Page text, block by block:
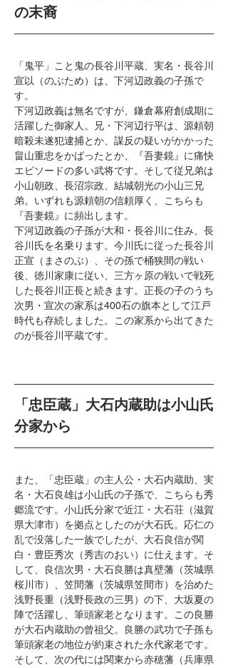
の末裔
「鬼平」こと鬼の長谷川平蔵、実名・長谷川
宣以（のぶため）は、下河辺政義の子孫で
す。
下河辺政義は無名ですが、鎌倉幕府創成期に
活躍した御家人。兄・下河辺行平は、源頼朝
暗殺未遂犯逮捕とか、謀反の疑いがかかった
畠山重忠をかばったとか、『吾妻鏡』に痛快
エピソードの多い武将です。そして従兄弟は
小山朝政、長沼宗政、結城朝光の小山三兄
弟。いずれも源頼朝の信頼厚く、こちらも
『吾妻鏡』に頻出します。
下河辺政義の子孫が大和・長谷川に住み、長
谷川氏を名乗ります。今川氏に従った長谷川
正宣（まさのぶ）、その孫で桶狭間の戦い
後、徳川家康に従い、三方ヶ原の戦いで戦死
した長谷川正長と続きます。正長の子のうち
次男・宣次の家系は400石の旗本として江戸
時代も存続しました。この家系から出てきた
のが長谷川平蔵です。
「忠臣蔵」大石内蔵助は小山氏
分家から
また、「忠臣蔵」の主人公・大石内蔵助、実
名・大石良雄は小山氏の子孫で、こちらも秀
郷流です。小山氏分家で近江・大石荘（滋賀
県大津市）を拠点としたのが大石氏。応仁の
乱で没落した一族でしたが、大石良信が関
白・豊臣秀次（秀吉のおい）に仕えます。そ
して、良信次男・大石良勝は真壁藩（茨城県
桜川市）、笠間藩（茨城県笠間市）を治めた
浅野長重（浅野長政の三男）の下、大坂夏の
陣で活躍し、筆頭家老となります。この良勝
が大石内蔵助の曾祖父。良勝の武功で子孫も
筆頭家老の地位が約束された永代家老です。
そして、次の代には関東から赤穂藩（兵庫県